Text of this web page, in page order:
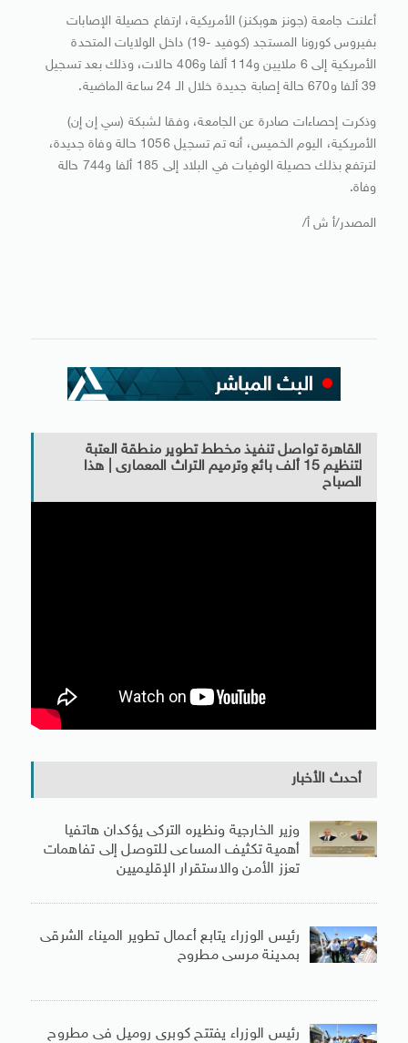
أعلنت جامعة (جونز هوبكنز) الأمريكية، ارتفاع حصيلة الإصابات
بفيروس كورونا المستجد (كوفيد -19) داخل الولايات المتحدة
الأمريكية إلى 6 ملايين و114 ألفا و406 حالات، وذلك بعد تسجيل
39 ألفا و670 حالة إصابة جديدة خلال الـ 24 ساعة الماضية.
وذكرت إحصاءات صادرة عن الجامعة، وفقا لشبكة (سي إن إن)
الأمريكية، اليوم الخميس، أنه تم تسجيل 1056 حالة وفاة جديدة،
لترتفع بذلك حصيلة الوفيات في البلاد إلى 185 ألفا و744 حالة
وفاة.
المصدر/أ ش أ/
القاهرة تواصل تنفيذ مخطط تطوير منطقة العتبة
لتنظيم 15 ألف بائع وترميم التراث المعمارى | هذا
الصباح
أحدث الأخبار
وزير الخارجية ونظيره التركى يؤكدان هاتفيا
أهمية تكثيف المساعى للتوصل إلى تفاهمات
تعزز الأمن والاستقرار الإقليميين
رئيس الوزراء يتابع أعمال تطوير الميناء الشرقى
بمدينة مرسى مطروح
رئيس الوزراء يفتتح كوبرى روميل فى مطروح